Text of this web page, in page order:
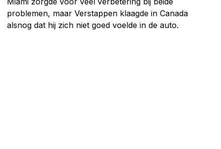
problemen, maar Verstappen klaagde in Canada
alsnog dat hij zich niet goed voelde in de auto.